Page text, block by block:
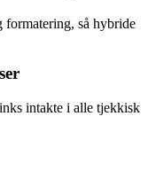
formatering, så hybride
intakte i alle tjekkisk